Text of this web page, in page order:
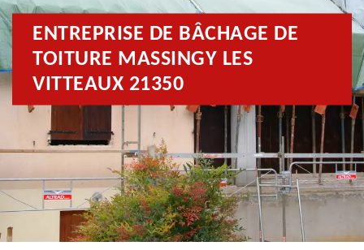
ENTREPRISE DE BÂCHAGE DE
TOITURE MASSINGY LES
VITTEAUX 21350